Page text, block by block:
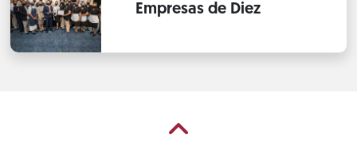
Empresas de Diez